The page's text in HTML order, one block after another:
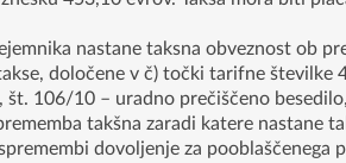
nastane taksna obveznost ob
določene v č) točki tarifne številke
106/10 – uradno prečiščeno
takšna zaradi katere nastane
dovoljenje za pooblaščenega